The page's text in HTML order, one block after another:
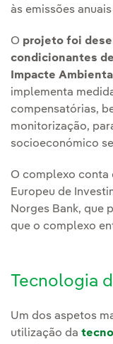
às emissões
O projeto foi
condicionantes
Impacte
implementa
compensatórias,
monitorização,
socioeconómico
O complexo conta
Europeu de
Norges Bank, que
que o complexo
Tecnologia
Um dos aspetos
utilização da